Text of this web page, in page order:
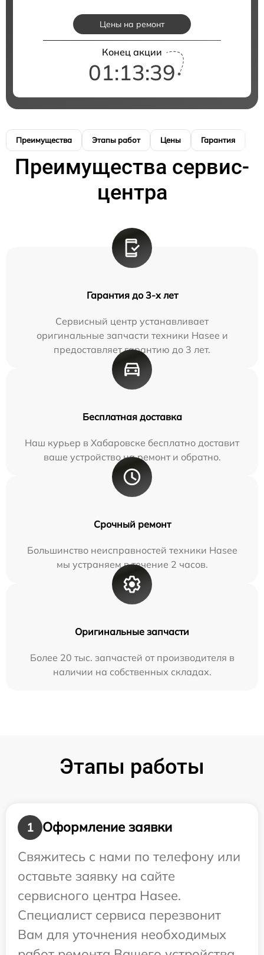
Цены на ремонт
Конец акции
01:13:38
Преимущества Этапы работ Цены Гарантия
Преимущества сервис-
центра
Гарантия до 3-х лет
Сервисный центр устанавливает
оригинальные запчасти техники Hasee и
предоставляет гарантию до 3 лет.
Бесплатная доставка
Наш курьер в Хабаровске бесплатно доставит
ваше устройство на ремонт и обратно.
Срочный ремонт
Большинство неисправностей техники Hasee
мы устраняем в течение 2 часов.
Оригинальные запчасти
Более 20 тыс. запчастей от производителя в
наличии на собственных складах.
Этапы работы
1
Оформление заявки
Свяжитесь с нами по телефону или
оставьте заявку на сайте
сервисного центра Hasee.
Специалист сервиса перезвонит
Вам для уточнения необходимых